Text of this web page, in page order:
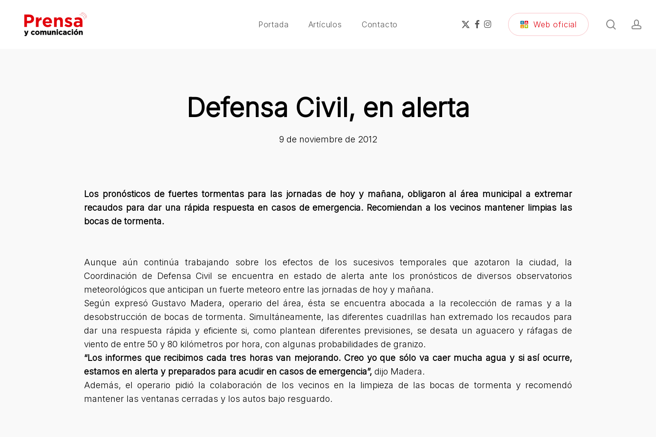
Portada Artículos Contacto
x-
twitter
facebook
instagram Web oficial search
Defensa Civil, en alerta
9 de noviembre de 2012
Los pronósticos de fuertes tormentas para las jornadas de hoy y mañana, obligaron al área municipal a extremar
recaudos para dar una rápida respuesta en casos de emergencia. Recomiendan a los vecinos mantener limpias las
bocas de tormenta.
Aunque aún continúa trabajando sobre los efectos de los sucesivos temporales que azotaron la ciudad, la
Coordinación de Defensa Civil se encuentra en estado de alerta ante los pronósticos de diversos observatorios
meteorológicos que anticipan un fuerte meteoro entre las jornadas de hoy y mañana.
Según expresó Gustavo Madera, operario del área, ésta se encuentra abocada a la recolección de ramas y a la
desobstrucción de bocas de tormenta. Simultáneamente, las diferentes cuadrillas han extremado los recaudos para
dar una respuesta rápida y eficiente si, como plantean diferentes previsiones, se desata un aguacero y ráfagas de
viento de entre 50 y 80 kilómetros por hora, con algunas probabilidades de granizo.
“Los informes que recibimos cada tres horas van mejorando. Creo yo que sólo va caer mucha agua y si así ocurre,
estamos en alerta y preparados para acudir en casos de emergencia”, dijo Madera.
Además, el operario pidió la colaboración de los vecinos en la limpieza de las bocas de tormenta y recomendó
mantener las ventanas cerradas y los autos bajo resguardo.